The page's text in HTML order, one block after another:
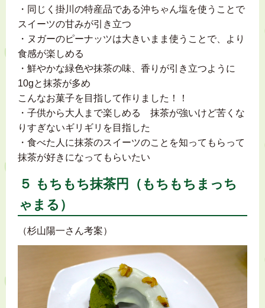
・同じく掛川の特産品である沖ちゃん塩を使うことで
スイーツの甘みが引き立つ
・ヌガーのピーナッツは大きいまま使うことで、より
食感が楽しめる
・鮮やかな緑色や抹茶の味、香りが引き立つように
10gと抹茶が多め
こんなお菓子を目指して作りました！！
・子供から大人まで楽しめる 抹茶が強いけど苦くな
りすぎないギリギリを目指した
・食べた人に抹茶のスイーツのことを知ってもらって
抹茶が好きになってもらいたい
５ もちもち抹茶円（もちもちまっち
ゃまる）
（杉山陽一さん考案）